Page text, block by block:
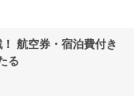
航空券・宿泊費付き
る